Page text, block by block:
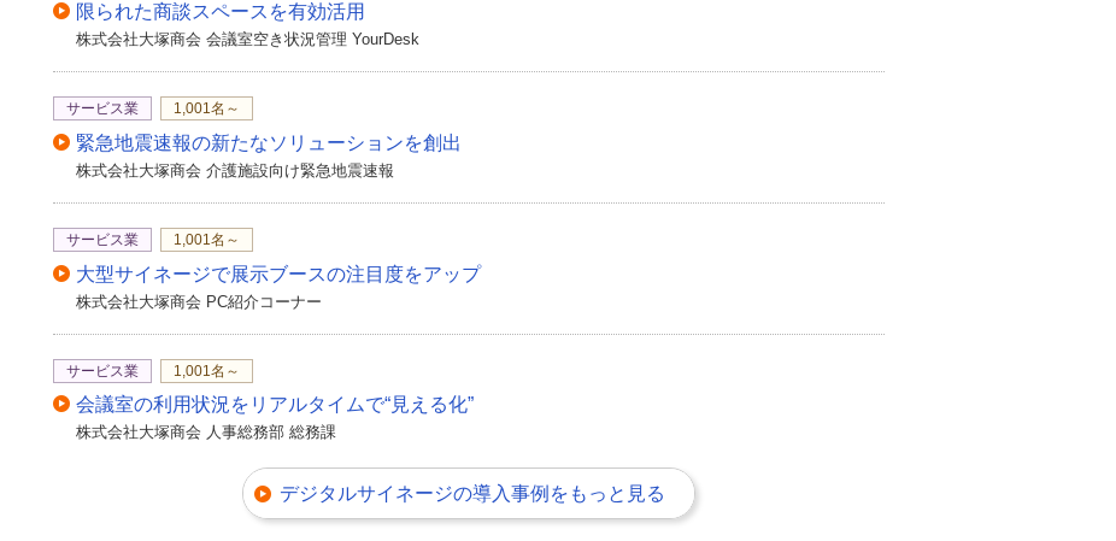
限られた商談スペースを有効活用
株式会社大塚商会 会議室空き状況管理 YourDesk
サービス業 1,001名～
緊急地震速報の新たなソリューションを創出
株式会社大塚商会 介護施設向け緊急地震速報
サービス業 1,001名～
大型サイネージで展示ブースの注目度をアップ
株式会社大塚商会 PC紹介コーナー
サービス業 1,001名～
会議室の利用状況をリアルタイムで“見える化”
株式会社大塚商会 人事総務部 総務課
デジタルサイネージの導入事例をもっと見る